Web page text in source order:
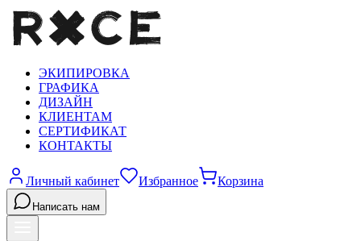
ЭКИПИРОВКА
ГРАФИКА
ДИЗАЙН
КЛИЕНТАМ
СЕРТИФИКАТ
КОНТАКТЫ
Личный кабинет Избранное Корзина
Написать нам